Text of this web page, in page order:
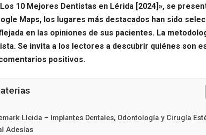
10 Mejores Dentistas en Lérida [2024]», se
Maps, los lugares más destacados han sido
en las opiniones de sus pacientes. La
Se invita a los lectores a descubrir quiénes son
positivos.
Lleida – Implantes Dentales, Odontología y Cirugía
Adeslas